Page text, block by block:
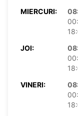
MIERCURI:
JOI:
VINERI: